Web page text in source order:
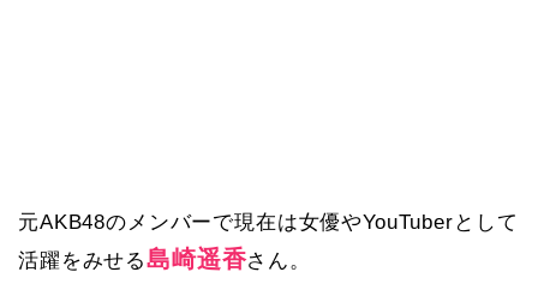
元AKB48のメンバーで現在は女優やYouTuberとして
活躍をみせる島崎遥香さん。